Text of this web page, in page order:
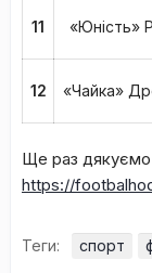
11 «Юність»
12 «Чайка»
Ще раз
https://
Теги: спорт